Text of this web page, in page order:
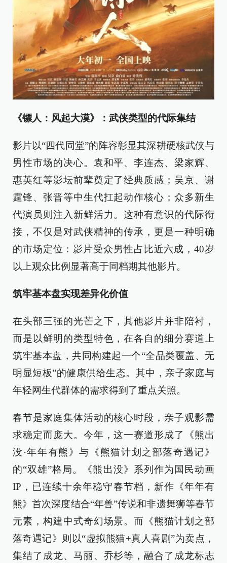
《镖人：风起大漠》：武侠类型的代际集结
影片以“四代同堂”的阵容彰显其深耕硬核武侠与
男性市场的决心。袁和平、李连杰、梁家辉、
惠英红等影坛前辈奠定了经典质感；吴京、谢
霆锋、张晋等中生代扛起动作核心；众多新生
代演员则注入新鲜活力。这种有意识的代际衔
接，不仅是对武侠精神的传承，更是一种明确
的市场定位：影片受众男性占比近六成，40岁
以上观众比例显著高于同档期其他影片。
筑牢基本盘实现差异化价值
在头部三强的光芒之下，其他影片并非陪衬，
而是以鲜明的类型特色，在各自的细分赛道上
筑牢基本盘，共同构建起一个“全品类覆盖、无
明显短板”的健康供给生态。其中，亲子家庭与
年轻网生代群体的需求得到了重点关照。
春节是家庭集体活动的核心时段，亲子观影需
求稳定而庞大。今年，这一赛道形成了《熊出
没·年年有熊》与《熊猫计划之部落奇遇记》
的“双雄”格局。《熊出没》系列作为国民动画
IP，已连续十余年稳守春节档，新作《年年有
熊》首次深度结合“年兽”传说和非遗舞狮等春节
元素，构建中式奇幻场景。而《熊猫计划之部
落奇遇记》则以“虚拟熊猫+真人喜剧”为卖点，
集结了成龙、马丽、乔杉等，融合了成龙标志